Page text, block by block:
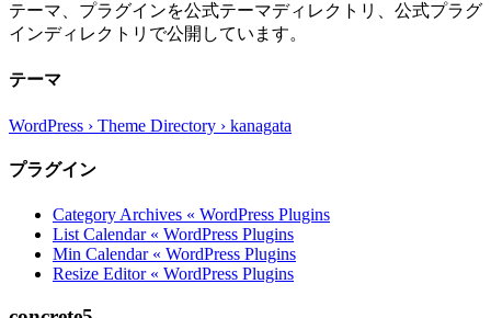
テーマ、プラグインを公式テーマディレクトリ、公式プラグ
インディレクトリで公開しています。
テーマ
WordPress › Theme Directory › kanagata
プラグイン
Category Archives « WordPress Plugins
List Calendar « WordPress Plugins
Min Calendar « WordPress Plugins
Resize Editor « WordPress Plugins